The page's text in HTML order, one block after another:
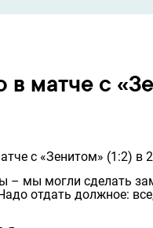
в матче с
с «Зенитом» (1:2) в
– мы могли сделать
отдать должное: